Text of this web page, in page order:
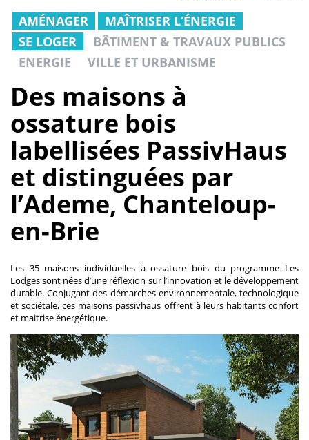
AMÉNAGER
MAÎTRISER L’ÉNERGIE
SE LOGER
BÂTIMENT & TRAVAUX PUBLICS
ENERGIE
VILLE ET URBANISME
Des maisons à
ossature bois
labellisées PassivHaus
et distinguées par
l’Ademe, Chanteloup-
en-Brie
Les 35 maisons individuelles à ossature bois du programme Les
Lodges sont nées d’une réflexion sur l’innovation et le développement
durable. Conjugant des démarches environnementale, technologique
et sociétale, ces maisons passivhaus offrent à leurs habitants confort
et maitrise énergétique.